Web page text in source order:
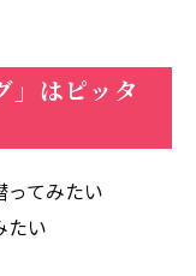
」はピッタ
ってみたい
たい